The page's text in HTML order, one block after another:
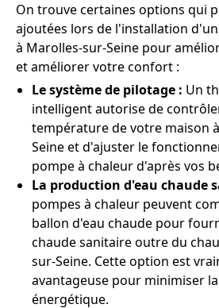
On trouve certaines options qui
ajoutées lors de l'installation
à Marolles-sur-Seine pour
et améliorer votre confort :
Le système de pilotage : Un
intelligent autorise de
température de votre maison
Seine et d'ajuster le
pompe à chaleur d'après vos
La production d'eau chaude
pompes à chaleur peuvent
ballon d'eau chaude pour
chaude sanitaire outre du
sur-Seine. Cette option est
avantageuse pour minimiser
énergétique.